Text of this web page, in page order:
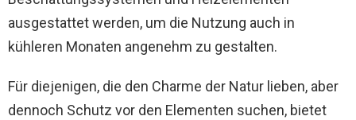
ausgestattet werden, um die Nutzung auch in
kühleren Monaten angenehm zu gestalten.
Für diejenigen, die den Charme der Natur lieben, aber
dennoch Schutz vor den Elementen suchen, bietet